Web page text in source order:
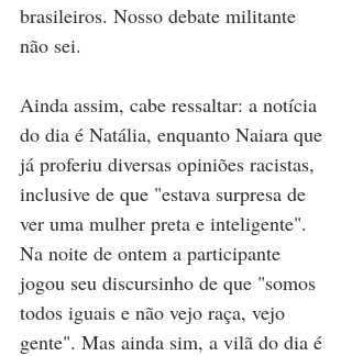
brasileiros. Nosso debate militante
não sei.
Ainda assim, cabe ressaltar: a notícia
do dia é Natália, enquanto Naiara que
já proferiu diversas opiniões racistas,
inclusive de que "estava surpresa de
ver uma mulher preta e inteligente".
Na noite de ontem a participante
jogou seu discursinho de que "somos
todos iguais e não vejo raça, vejo
gente". Mas ainda sim, a vilã do dia é